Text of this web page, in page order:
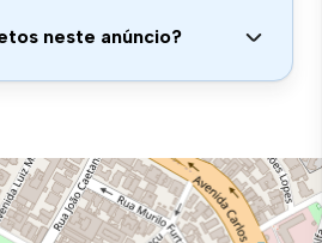
neste anúncio?